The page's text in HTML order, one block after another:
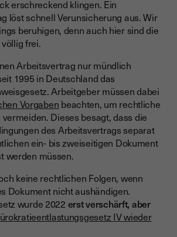
erschreckend klingen. Ein
löst schnell Verunsicherung aus. Wir
beruhigen, denn auch hier sind die
frei.
Arbeitsvertrag nur mündlich
1995 in Deutschland das
Arbeitgeber müssen dabei
Vorgaben beachten, um rechtliche
Dieses besagt, dass die
des Arbeitsvertrags separat
ein- bis zweiseitigen Dokument
werden müssen.
keine rechtlichen Folgen, wenn
Dokument nicht aushändigen.
wurde 2022 erst verschärft, aber
IV wieder